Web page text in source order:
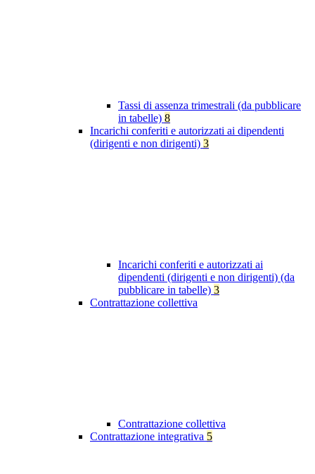
Tassi di assenza trimestrali (da pubblicare
in tabelle) 8
Incarichi conferiti e autorizzati ai dipendenti
(dirigenti e non dirigenti) 3
Incarichi conferiti e autorizzati ai
dipendenti (dirigenti e non dirigenti) (da
pubblicare in tabelle) 3
Contrattazione collettiva
Contrattazione collettiva
Contrattazione integrativa 5